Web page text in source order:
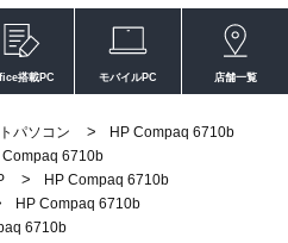
搭載PC モバイルPC 店舗一覧
パソコン >
HP Compaq 6710b
Compaq 6710b
>
HP Compaq 6710b
HP Compaq 6710b
6710b